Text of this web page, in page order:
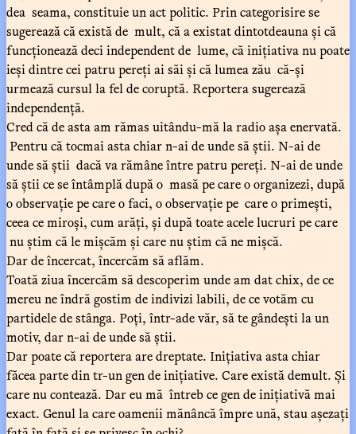
dea seama, constituie un act politic. Prin categorisire se
sugerează că există de mult, că a existat dintotdeauna și că
funcționează deci independent de lume, că inițiativa nu poate
ieși dintre cei patru pereți ai săi și că lumea zău că-și
urmează cursul la fel de coruptă. Reportera sugerează
independență.
Cred că de asta am rămas uitându-mă la radio așa enervată.
Pentru că tocmai asta chiar n-ai de unde să știi. N-ai de
unde să știi dacă va rămâne între patru pereți. N-ai de unde
să știi ce se întâmplă după o masă pe care o organizezi, după
o observație pe care o faci, o observație pe care o primești,
ceea ce miroși, cum arăți, și după toate acele lucruri pe care
nu știm că le mișcăm și care nu știm că ne mișcă.
Dar de încercat, încercăm să aflăm.
Toată ziua încercăm să descoperim unde am dat chix, de ce
mereu ne îndră gostim de indivizi labili, de ce votăm cu
partidele de stânga. Poți, într-ade văr, să te gândești la un
motiv, dar n-ai de unde să știi.
Dar poate că reportera are dreptate. Inițiativa asta chiar
făcea parte din tr-un gen de inițiative. Care există demult. Și
care nu contează. Dar eu mă întreb ce gen de inițiativă mai
exact. Genul la care oamenii mănâncă împre ună, stau așezați